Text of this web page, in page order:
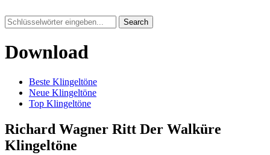
Search
Download
Beste Klingeltöne
Neue Klingeltöne
Top Klingeltöne
Richard Wagner Ritt Der Walküre
Klingeltöne